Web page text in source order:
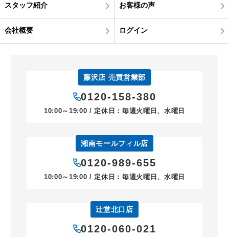
スタッフ紹介 お客様の声
会社概要 ログイン
藤沢店 売買営業部
0120-158-380
10:00～19:00 / 定休日：毎週火曜日、水曜日
湘南モールフィル店
0120-989-655
10:00～19:00 / 定休日：毎週火曜日、水曜日
辻堂北口店
0120-060-021